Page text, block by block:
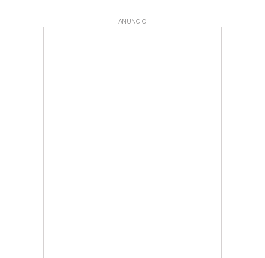
ANUNCIO